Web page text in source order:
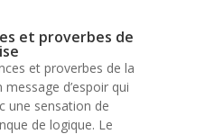
et proverbes de
et proverbes de la
d’espoir qui
une sensation de
de logique. Le